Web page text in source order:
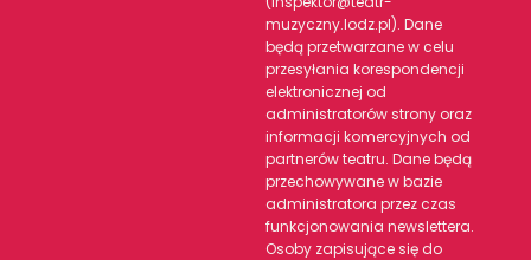
muzyczny.lodz.pl). Dane
będą przetwarzane w celu
przesyłania korespondencji
elektronicznej od
administratorów strony oraz
informacji komercyjnych od
partnerów teatru. Dane będą
przechowywane w bazie
administratora przez czas
funkcjonowania newslettera.
Osoby zapisujące się do